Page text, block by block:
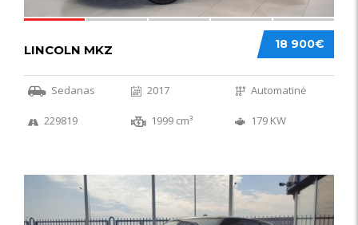
18 900€
LINCOLN MKZ
Sedanas 2017 Automatinė
229819 1999 cm³ 179 KW